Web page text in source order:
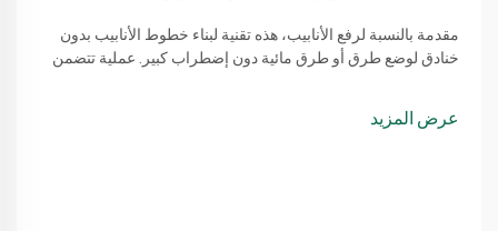
مقدمة بالنسبة لرفع الأنابيب، هذه تقنية لبناء خطوط الأنابيب بدون
خنادق لوضع طرق أو طرق مائية دون إضطراب كبير. عملية تتضمن
عرض المزيد